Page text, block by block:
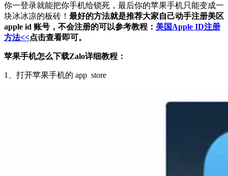
你一登录就能把你手机给锁死，最后你的苹果手机只能变成一
块冰冰凉的板砖！ 最好的方法就是推荐大家自己动手注册美区
apple id 账号，不会注册的可以参考教程： 美国Apple ID注册
方法<<点击查看即可。
苹果手机怎么下载Zalo详细教程：
1、 打开苹果手机的 app store